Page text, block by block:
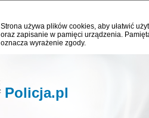
Strona używa plików cookies, aby ułatwić
oraz zapisanie w pamięci urządzenia.
oznacza wyrażenie zgody.
Policja.pl